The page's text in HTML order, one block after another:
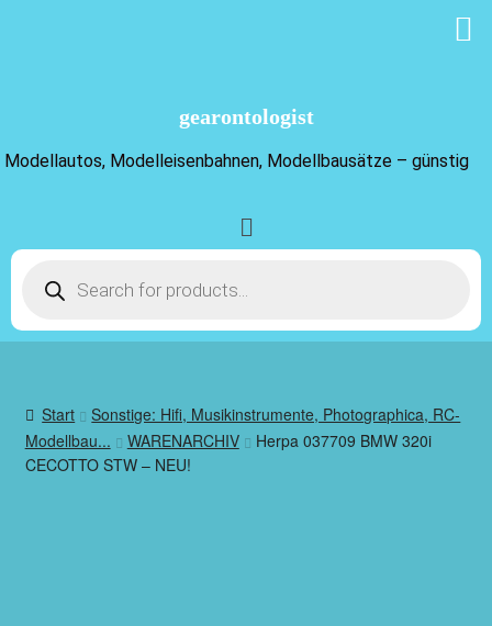
Modellautos, Modelleisenbahnen, Modellbausätze – günstig
Start
Sonstige: Hifi, Musikinstrumente, Photographica, RC-
Modellbau...
WARENARCHIV
Herpa 037709 BMW 320i
CECOTTO STW – NEU!
gearontologist